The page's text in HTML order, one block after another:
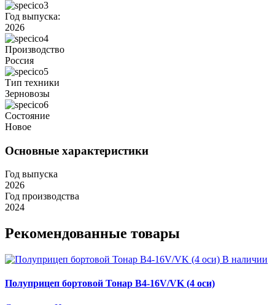
Год выпуска:
2026
Производство
Россия
Тип техники
Зерновозы
Состояние
Новое
Основные характеристики
Год выпуска
2026
Год производства
2024
Рекомендованные товары
В наличии
Полуприцеп бортовой Тонар B4-16V/VK (4 оси)